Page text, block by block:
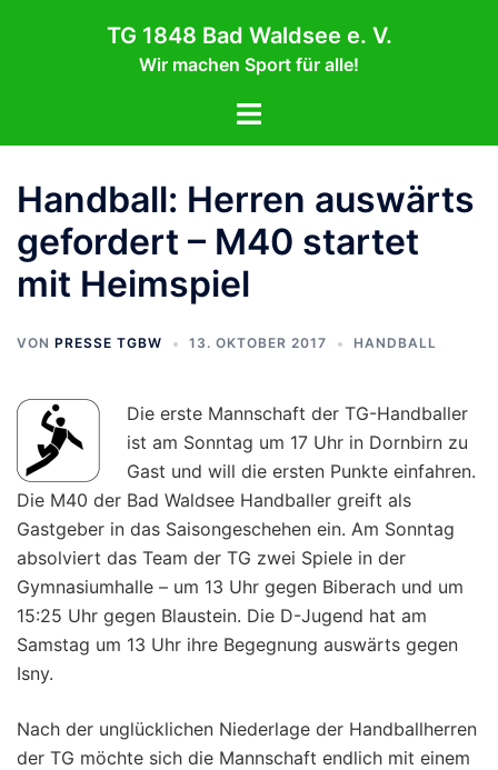
TG 1848 Bad Waldsee e. V.
Wir machen Sport für alle!
Menü
Handball: Herren auswärts
gefordert – M40 startet
mit Heimspiel
VON PRESSE TGBW 13. OKTOBER 2017 HANDBALL
Die erste Mannschaft der TG-Handballer
ist am Sonntag um 17 Uhr in Dornbirn zu
Gast und will die ersten Punkte einfahren.
Die M40 der Bad Waldsee Handballer greift als
Gastgeber in das Saisongeschehen ein. Am Sonntag
absolviert das Team der TG zwei Spiele in der
Gymnasiumhalle – um 13 Uhr gegen Biberach und um
15:25 Uhr gegen Blaustein. Die D-Jugend hat am
Samstag um 13 Uhr ihre Begegnung auswärts gegen
Isny.
Nach der unglücklichen Niederlage der Handballherren
der TG möchte sich die Mannschaft endlich mit einem